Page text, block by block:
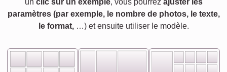
un clic sur un exemple, vous pourrez ajuster les
paramètres (par exemple, le nombre de photos, le texte,
le format,…) et ensuite utiliser le modèle.